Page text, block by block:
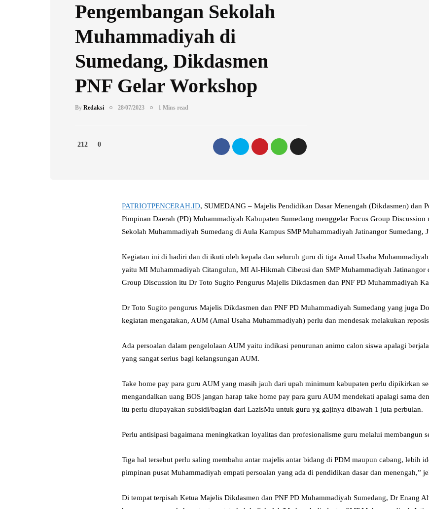
Pengembangan Sekolah
Muhammadiyah di
Sumedang, Dikdasmen
PNF Gelar Workshop
By Redaksi 28/07/2023 1 Mins read
212 0
PATRIOTPENCERAH.ID, SUMEDANG – Majelis Pendidikan Dasar Menengah (Dikdasmen) dan
Pimpinan Daerah (PD) Muhammadiyah Kabupaten Sumedang menggelar Focus Group Discussion
Sekolah Muhammadiyah Sumedang di Aula Kampus SMP Muhammadiyah Jatinangor Sumedang,
Kegiatan ini di hadiri dan di ikuti oleh kepala dan seluruh guru di tiga Amal Usaha
yaitu MI Muhammadiyah Citangulun, MI Al-Hikmah Cibeusi dan SMP Muhammadiyah Jatinangor
Group Discussion itu Dr Toto Sugito Pengurus Majelis Dikdasmen dan PNF PD Muhammadiyah
Dr Toto Sugito pengurus Majelis Dikdasmen dan PNF PD Muhammadiyah Sumedang yang juga
kegiatan mengatakan, AUM (Amal Usaha Muhammadiyah) perlu dan mendesak melakukan
Ada persoalan dalam pengelolaan AUM yaitu indikasi penurunan animo calon siswa apalagi
yang sangat serius bagi kelangsungan AUM.
Take home pay para guru AUM yang masih jauh dari upah minimum kabupaten perlu dipikirkan
mengandalkan uang BOS jangan harap take home pay para guru AUM mendekati apalagi sama
itu perlu diupayakan subsidi/bagian dari LazisMu untuk guru yg gajinya dibawah 1 juta perbulan.
Perlu antisipasi bagaimana meningkatkan loyalitas dan profesionalisme guru melalui membangun
Tiga hal tersebut perlu saling membahu antar majelis antar bidang di PDM maupun cabang, lebih
pimpinan pusat Muhammadiyah empati persoalan yang ada di pendidikan dasar dan menengah,”
Di tempat terpisah Ketua Majelis Dikdasmen dan PNF PD Muhammadiyah Sumedang, Dr Enang